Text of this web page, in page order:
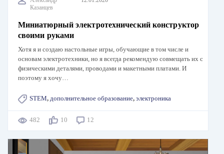
Казанцев
Миниатюрный электротехнический конструктор
своими руками
Хотя я и создаю настольные игры, обучающие в том числе и
основам электротехники, но я всегда рекомендую совмещать их с
физическими деталями, проводами и макетными платами. И
поэтому я хочу…
STEM, дополнительное образование, электроника
482 10 12